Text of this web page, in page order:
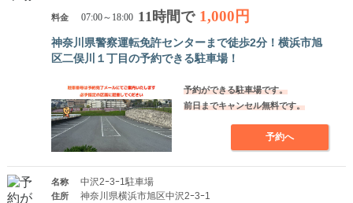
料金 07:00～18:00 11時間で 1,000円
神奈川県警察運転免許センターまで徒歩2分！横浜市旭
区二俣川１丁目の予約できる駐車場！
予約ができる駐車場です。
前日までキャンセル無料です。
予約へ
名称 中沢2ｰ3ｰ1駐車場
住所 神奈川県横浜市旭区中沢2ｰ3ｰ1